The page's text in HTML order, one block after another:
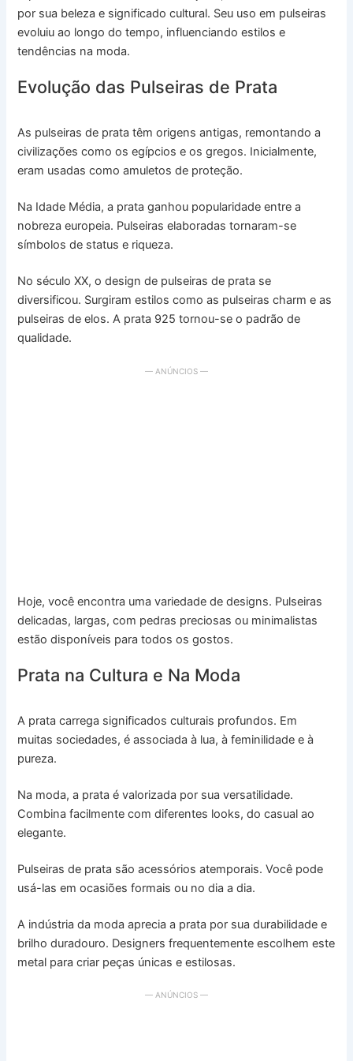
por sua beleza e significado cultural. Seu uso em pulseiras
evoluiu ao longo do tempo, influenciando estilos e
tendências na moda.
Evolução das Pulseiras de Prata
As pulseiras de prata têm origens antigas, remontando a
civilizações como os egípcios e os gregos. Inicialmente,
eram usadas como amuletos de proteção.
Na Idade Média, a prata ganhou popularidade entre a
nobreza europeia. Pulseiras elaboradas tornaram-se
símbolos de status e riqueza.
No século XX, o design de pulseiras de prata se
diversificou. Surgiram estilos como as pulseiras charm e as
pulseiras de elos. A prata 925 tornou-se o padrão de
qualidade.
— ANÚNCIOS —
Hoje, você encontra uma variedade de designs. Pulseiras
delicadas, largas, com pedras preciosas ou minimalistas
estão disponíveis para todos os gostos.
Prata na Cultura e Na Moda
A prata carrega significados culturais profundos. Em
muitas sociedades, é associada à lua, à feminilidade e à
pureza.
Na moda, a prata é valorizada por sua versatilidade.
Combina facilmente com diferentes looks, do casual ao
elegante.
Pulseiras de prata são acessórios atemporais. Você pode
usá-las em ocasiões formais ou no dia a dia.
A indústria da moda aprecia a prata por sua durabilidade e
brilho duradouro. Designers frequentemente escolhem este
metal para criar peças únicas e estilosas.
— ANÚNCIOS —